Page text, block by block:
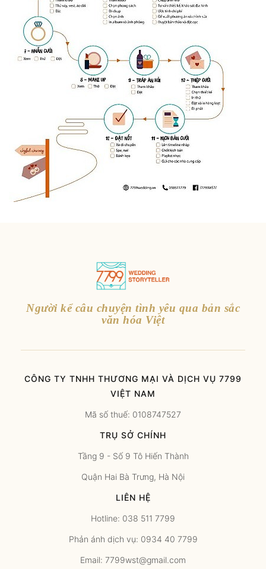
Người kể câu chuyện tình yêu qua bản sắc
văn hóa Việt
CÔNG TY TNHH THƯƠNG MẠI VÀ DỊCH VỤ 7799
VIỆT NAM
Mã số thuế: 0108747527
TRỤ SỞ CHÍNH
Tầng 9 - Số 9 Tô Hiến Thành
Quận Hai Bà Trưng, Hà Nội
LIÊN HỆ
Hotline: 038 511 7799
Phản ánh dịch vụ: 0934 40 7799
Email: 7799wst@gmail.com